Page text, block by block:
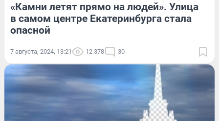
«Камни летят прямо на людей». Улица
в самом центре Екатеринбурга стала
опасной
7 августа, 2024, 13:21 12 378 30